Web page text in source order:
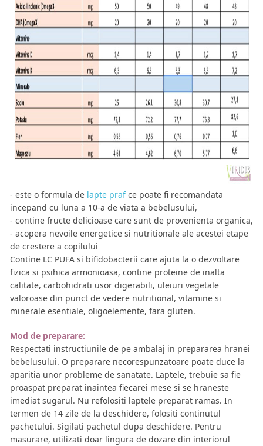
- este o formula de lapte prafce poate fi recomandata
incepand cu luna a 10-a de viata a bebelusului,
- contine fructe delicioase care sunt de provenienta organica,
- acopera nevoile energetice si nutritionale ale acestei etape
de crestere a copilului
Contine LC PUFA si bifidobacterii care ajuta la o dezvoltare
fizica si psihica armonioasa, contine proteine de inalta
calitate, carbohidrati usor digerabili, uleiuri vegetale
valoroase din punct de vedere nutritional, vitamine si
minerale esentiale, oligoelemente, fara gluten.
Mod de preparare:
Respectati instructiunile de pe ambalaj in prepararea hranei
bebelusului. O preparare necorespunzatoare poate duce la
aparitia unor probleme de sanatate. Laptele, trebuie sa fie
proaspat preparat inaintea fiecarei mese si se hraneste
imediat sugarul. Nu refolositi laptele preparat ramas. In
termen de 14 zile de la deschidere, folositi continutul
pachetului. Sigilati pachetul dupa deschidere. Pentru
masurare, utilizati doar lingura de dozare din interiorul